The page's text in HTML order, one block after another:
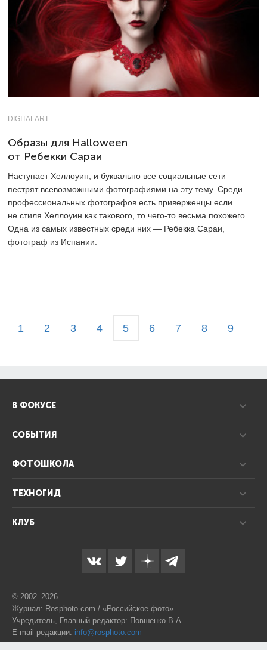
DIGITALART
Образы для Halloween
от Ребекки Сараи
Наступает Хеллоуин, и буквально все социальные сети
пестрят всевозможными фотографиями на эту тему. Среди
профессиональных фотографов есть приверженцы если
не стиля Хеллоуин как такового, то чего-то весьма похожего.
Одна из самых известных среди них — Ребекка Сараи,
фотограф из Испании.
1 2 3 4 5 6 7 8 9
В ФОКУСЕ
СОБЫТИЯ
ФОТОШКОЛА
ТЕХНОГИД
КЛУБ
© 2002–2026
Журнал: Rosphoto.com / «Российское фото»
Учредитель, Главный редактор: Повшенко В.А.
E-mail редакции: info@rosphoto.com